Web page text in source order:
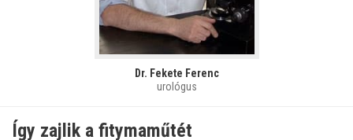
Dr. Fekete Ferenc
urológus
Így zajlik a fitymaműtét